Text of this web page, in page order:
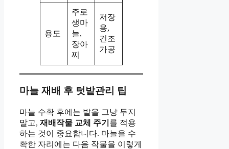
용도
주로
생마
늘,
장아
찌
저장
용,
건조
가공
마늘 재배 후 텃밭관리 팁
마늘 수확 후에는 밭을 그냥 두지
말고, 재배작물 교체 주기 를 적용
하는 것이 중요합니다. 마늘을 수
확한 자리에는 다음 작물을 이렇게